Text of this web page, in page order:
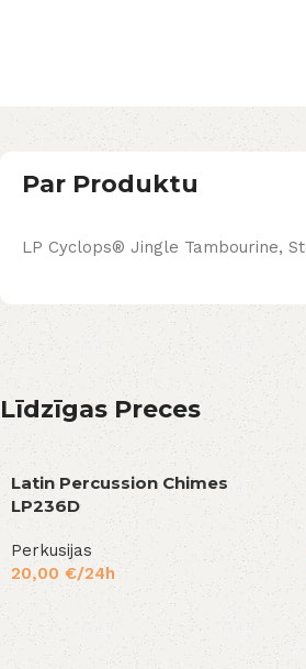
Par Produktu
LP Cyclops® Jingle Tambourine,
Līdzīgas Preces
Latin Percussion Chimes
LP236D
Perkusijas
20,00 €/24h